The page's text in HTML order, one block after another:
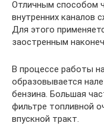
Отличным способом
внутренних каналов
Для этого
заостренным
В процессе работы
образовывается
бензина. Большая
фильтре топливной
впускной тракт.